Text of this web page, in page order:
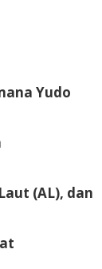
Yudo
(AL), dan